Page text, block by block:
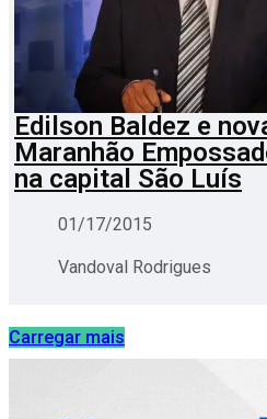
Edilson Baldez e
Maranhão
na capital São Luís
01/17/2015
Vandoval Rodrigues
Carregar mais